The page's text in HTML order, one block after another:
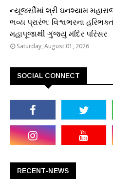
ન્યૂજર્સીમાં શ્રી ઘનશ્યામ
ભવ્ય પ્રારંભ: વિશ્વભરના
મહાપૂજાથી ગુંજ્યું મંદિર પરિસર
Saturday, August 01, 2026
SOCIAL CONNECT
RECENT-NEWS